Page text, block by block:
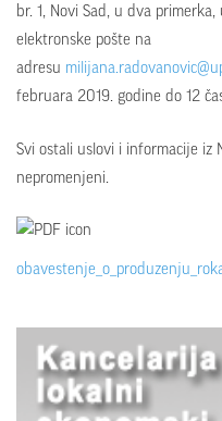
br. 1, Novi Sad, u dva
elektronske pošte na
adresu
februara 2019. godine do 12
Svi ostali uslovi i informacije iz
nepromenjeni.